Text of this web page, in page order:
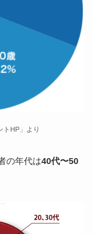
トHP」より
の年代は40代〜50